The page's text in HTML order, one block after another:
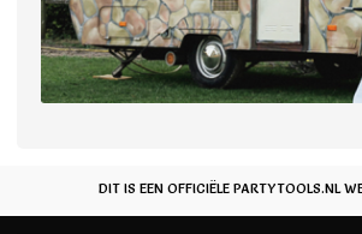
DIT IS EEN OFFICIËLE PARTYTOOLS.NL